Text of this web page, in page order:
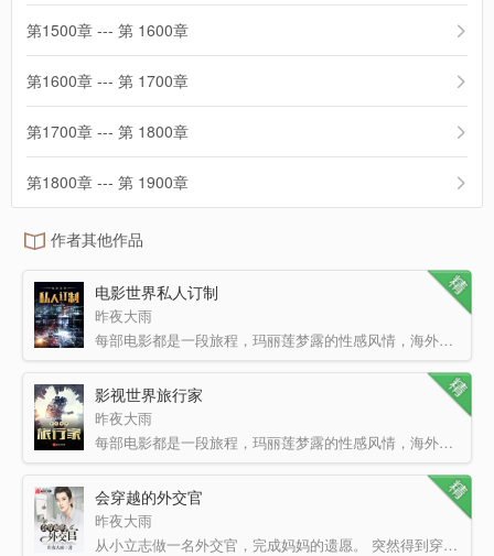
第1500章 --- 第 1600章
第1600章 --- 第 1700章
第1700章 --- 第 1800章
第1800章 --- 第 1900章
作者其他作品
电影世界私人订制
昨夜大雨
每部电影都是一段旅程，玛丽莲梦露的性感风情，海外孤岛的无限孤寂，奥黛丽赫本的倾情一吻，努力活着的苦难…
影视世界旅行家
昨夜大雨
每部电影都是一段旅程，玛丽莲梦露的性感风情，海外孤岛的无限孤寂，奥黛丽赫本的倾情一吻，努力活着的苦难…
会穿越的外交官
昨夜大雨
从小立志做一名外交官，完成妈妈的遗愿。 突然得到穿越系统，接到的第一个任务竟然是“杀死一个鬼子兵…